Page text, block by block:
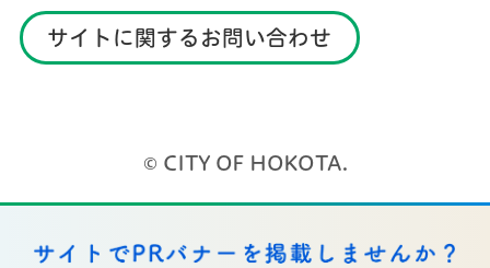
サイトに関するお問い合わせ
© CITY OF HOKOTA.